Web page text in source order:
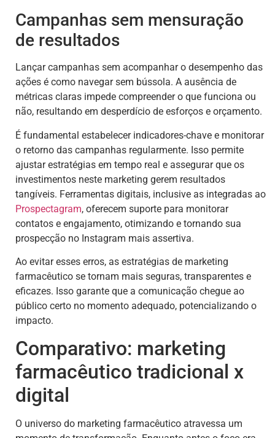
Campanhas sem mensuração
de resultados
Lançar campanhas sem acompanhar o desempenho das
ações é como navegar sem bússola. A ausência de
métricas claras impede compreender o que funciona ou
não, resultando em desperdício de esforços e orçamento.
É fundamental estabelecer indicadores-chave e monitorar
o retorno das campanhas regularmente. Isso permite
ajustar estratégias em tempo real e assegurar que os
investimentos neste marketing gerem resultados
tangíveis. Ferramentas digitais, inclusive as integradas ao
Prospectagram, oferecem suporte para monitorar
contatos e engajamento, otimizando e tornando sua
prospecção no Instagram mais assertiva.
Ao evitar esses erros, as estratégias de marketing
farmacêutico se tornam mais seguras, transparentes e
eficazes. Isso garante que a comunicação chegue ao
público certo no momento adequado, potencializando o
impacto.
Comparativo: marketing
farmacêutico tradicional x
digital
O universo do marketing farmacêutico atravessa um